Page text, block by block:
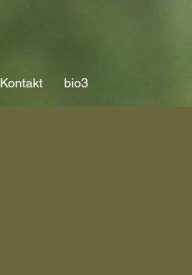
Kontakt bio3